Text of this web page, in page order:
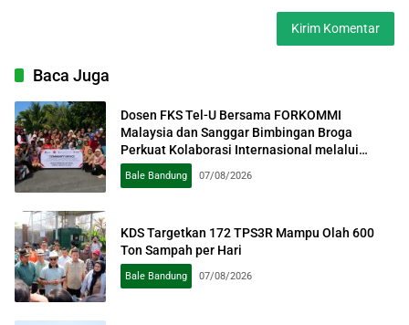
Baca Juga
Dosen FKS Tel-U Bersama FORKOMMI
Malaysia dan Sanggar Bimbingan Broga
Perkuat Kolaborasi Internasional melalui
Pengabdian kepada Masyarakat
Bale Bandung 07/08/2026
KDS Targetkan 172 TPS3R Mampu Olah 600
Ton Sampah per Hari
Bale Bandung 07/08/2026